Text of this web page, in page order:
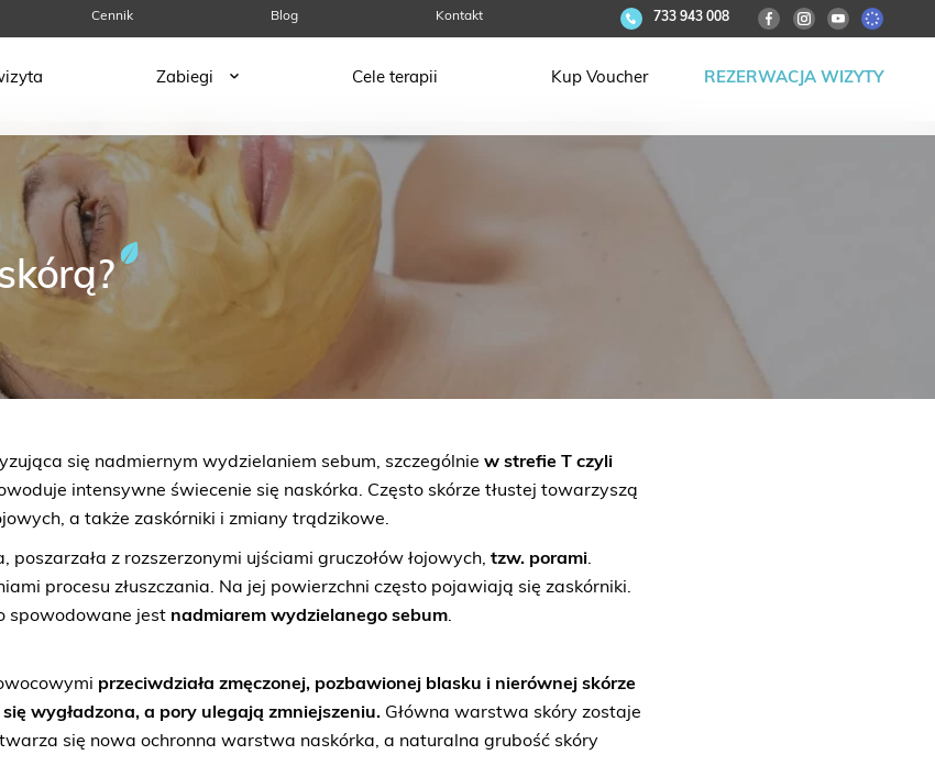
Cennik Blog Kontakt 733 943 008
Zabiegi Cele terapii Kup Voucher REZERWACJA WIZYTY
się nadmiernym wydzielaniem sebum, szczególniew strefie T czyli
intensywne świecenie się naskórka. Często skórze tłustej towarzyszą
a także zaskórniki i zmiany trądzikowe.
poszarzała z rozszerzonymi ujściami gruczołów łojowych, tzw. porami.
procesu złuszczania. Na jej powierzchni często pojawiają się zaskórniki.
spowodowane jest nadmiarem wydzielanego sebum.
przeciwdziała zmęczonej, pozbawionej blasku i nierównej skórze
wygładzona, a pory ulegają zmniejszeniu. Główna warstwa skóry zostaje
się nowa ochronna warstwa naskórka, a naturalna grubość skóry